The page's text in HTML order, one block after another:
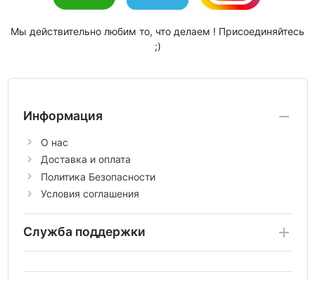
Мы действительно любим то, что делаем ! Присоединяйтесь
;)
Информация
О нас
Доставка и оплата
Политика Безопасности
Условия соглашения
Служба поддержки